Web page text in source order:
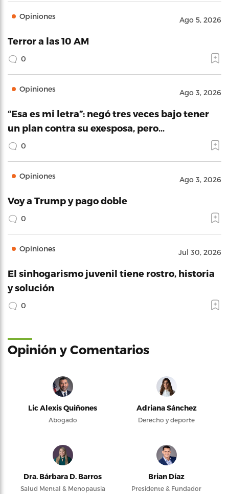
Opiniones Ago 5, 2026
Terror a las 10 AM
0
Opiniones Ago 3, 2026
“Esa es mi letra”: negó tres veces bajo tener
un plan contra su exesposa, pero…
0
Opiniones Ago 3, 2026
Voy a Trump y pago doble
0
Opiniones Jul 30, 2026
El sinhogarismo juvenil tiene rostro, historia
y solución
0
Opinión y Comentarios
Lic Alexis Quiñones
Abogado
Adriana Sánchez
Derecho y deporte
Dra. Bárbara D. Barros
Salud Mental & Menopausia
Brian Díaz
Presidente & Fundador